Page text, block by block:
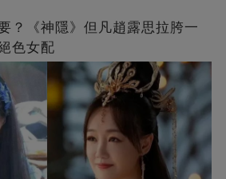
？《神隱》但凡趙露思拉胯一
色女配